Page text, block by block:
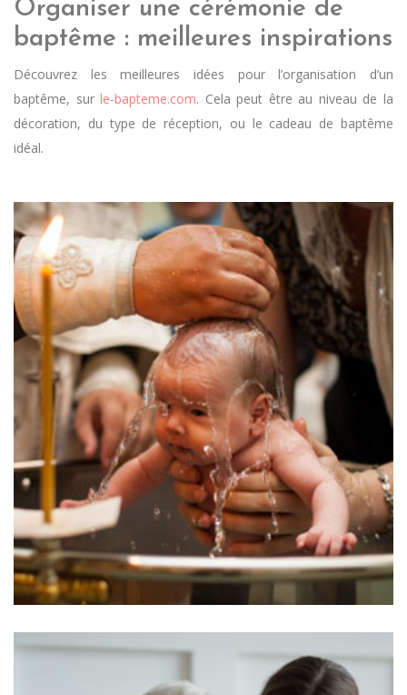
Organiser une cérémonie de
baptême : meilleures inspirations
Découvrez les meilleures idées pour l’organisation d’un
baptême, sur le-bapteme.com. Cela peut être au niveau de la
décoration, du type de réception, ou le cadeau de baptême
idéal.